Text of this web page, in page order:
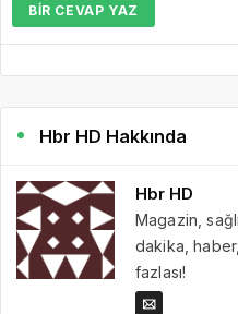
BIR CEVAP YAZ
Hbr HD Hakkında
Hbr HD
Magazin,
dakika,
fazlası!